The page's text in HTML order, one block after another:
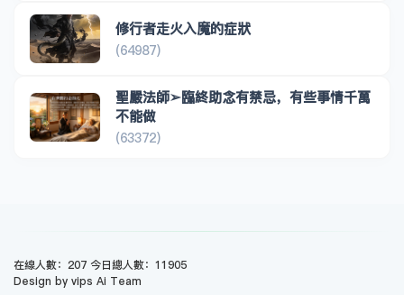
修行者走火入魔的症狀
(64987)
聖嚴法師➢臨終助念有禁忌，有些事情千萬
不能做
(63372)
在線人數：207 今日總人數：11905
Design by vips Ai Team